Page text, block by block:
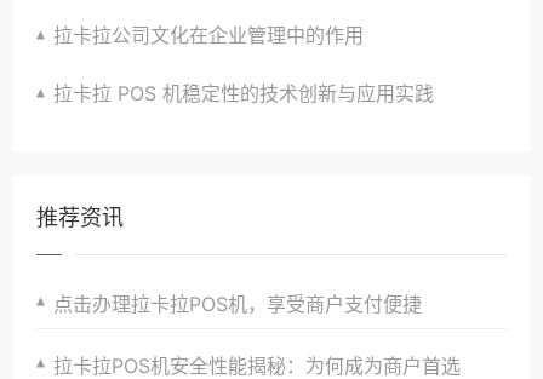
拉卡拉公司文化在企业管理中的作用
拉卡拉 POS 机稳定性的技术创新与应用实践
推荐资讯
点击办理拉卡拉POS机，享受商户支付便捷
拉卡拉POS机安全性能揭秘：为何成为商户首选